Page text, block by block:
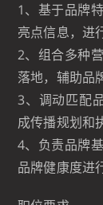
1、基于品牌
亮点信息，进
2、组合多种
落地，辅助品
3、调动匹配
成传播规划和
4、负责品牌
品牌健康度进